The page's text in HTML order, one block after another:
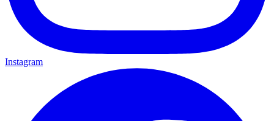
Instagram